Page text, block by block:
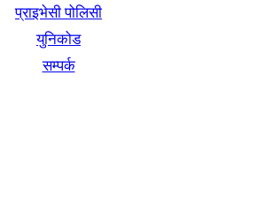
प्राइभेसी पोलिसी
युनिकोड
सम्पर्क